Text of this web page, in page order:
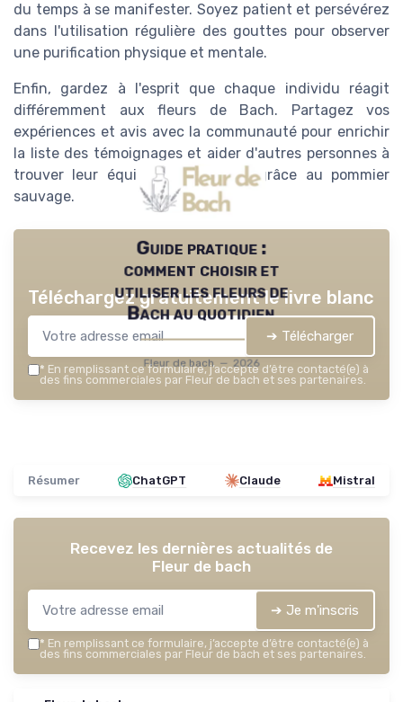
du temps à se manifester. Soyez patient et persévérez
dans l'utilisation régulière des gouttes pour observer
une purification physique et mentale.
Enfin, gardez à l'esprit que chaque individu réagit
différemment aux fleurs de Bach. Partagez vos
expériences et avis avec la communauté pour enrichir
la liste des témoignages et aider d'autres personnes à
trouver leur équilibre émotionnel grâce au pommier
sauvage.
Guide pratique :
comment choisir et
utiliser les fleurs de
Bach au quotidien
Fleur de bach — 2026
Téléchargez gratuitement le livre blanc
➔ Télécharger
* En remplissant ce formulaire, j’accepte d’être contacté(e) à
des fins commerciales par Fleur de bach et ses partenaires.
Résumer ChatGPT Claude Mistral
Recevez les dernières actualités de
Fleur de bach
➔ Je m'inscris
* En remplissant ce formulaire, j’accepte d’être contacté(e) à
des fins commerciales par Fleur de bach et ses partenaires.